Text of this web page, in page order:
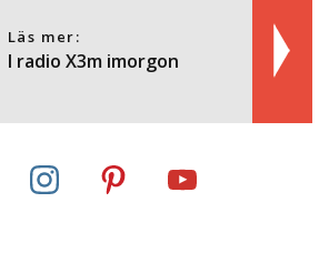
Läs mer:
I radio X3m imorgon